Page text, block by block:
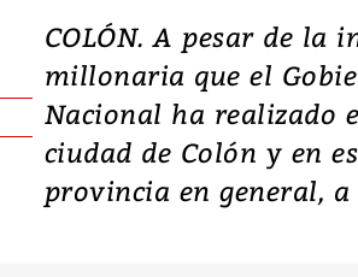
COLÓN. A pesar de la
millonaria que el
Nacional ha realizado
ciudad de Colón y en
provincia en general, a
Video, Japón:
deja heridos y
daños en